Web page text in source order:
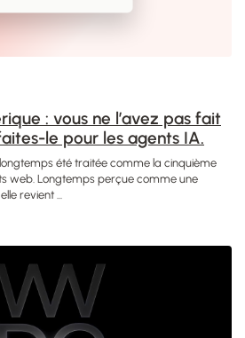
: vous ne l’avez pas fait
le pour les agents IA.
été traitée comme la cinquième
web. Longtemps perçue comme une
revient ...